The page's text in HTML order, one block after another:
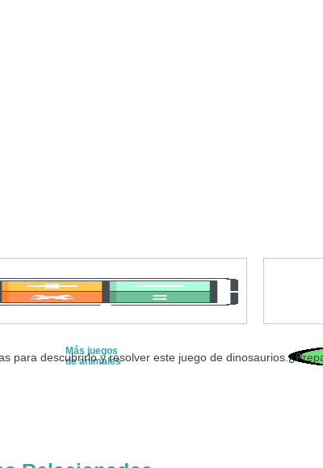
Más juegos
de animales
para descubrirlo y resolver este juego de